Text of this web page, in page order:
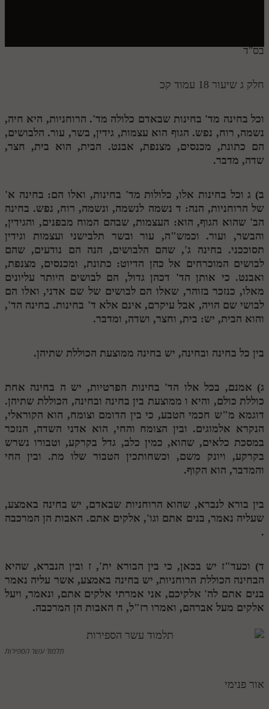
חלק יב
חלק יד
חלק טו
חלק ט"ז
בית שער הכוונות
הזמן סט תע"ס
הזמן סט תלמוד עשר הספירות
ספרים להורדה
מנוע חיפוש בספרים
תלמוד עשר הספירות בעיון
תע"ס חלק ב' עיון
תלמוד עשר הספירות חלק ד
תלמוד עשר הספירות חלק ה
תלמוד עשר הספירות חלק ו
תלמוד עשר הספירות חלק ז
תלמוד עשר הספירות חלק ט
תלמוד עשר הספירות חלק י
תלמוד עשר הספירות חלק יב
תלמוד עשר הספירות חלק יג
בית שער הכוונות
בס"ד
חלק ג שיעור 18 עמוד קכ
וכל בחינה מד' בחינות שבאדם כלולה מד'. הרוחניות, היא חיה,
נשמה, רוח, נפש. הגוף הוא עצמות, גידין, בשר, עור. הלבושים,
הם כתונת, מכנסים, מצנפת, אבנט. הבית, הוא בית, חצר,
שדה, מדבר.
ב) גוכל בחינות אלו, כלולות מד' בחינות, ואלו הם: בחינה א'
של הרוחניות, הנה: ד נשמה לנשמה, ונשמה, רוח, נפש. בחינה
הב' שהוא הגוף, הוא: העצמות, שבהם המוח מבפנים, והגידין,
והבשר, ועור. וכמש"ה, עור ובשר תלבישני ועצמות וגידין
תסוככני. בחינה ג', שהם הלבושים, הנה הם נודעים, שהם
לבושים המוכרחים אל כהן הדיוט: כתונת, ומכנסים, מצנפת,
ואבנט. כי אותן הד' דכהן גדול, הם לבושים היותר עליונים
מאלו, כנזכר בזוהר, שאלו הם לבושים של שם אדני, ואלו הם
לבושי שם הויה, אבל עיקרם, אינם אלא ד' בחינות. בחינה הד',
והוא הבית, יש: בית, וחצר, ושדה, ומדבר.
בין כל בחינה ובחינה, יש בחינה ממוצעת הכוללת שתיהן.
ג) אמנם, בכל אלו הד' בחינות הפרטיות, יש ה בחינה אחת
כוללת כולם, והיא ו ממוצעת בין בחינה ובחינה, הכוללת שתיהן.
דוגמא מ"ש חכמי הטבע, כי בין הדומם וצומח, הוא הקוראלי,
הנקרא אלמוגים. ובין הצומח והחי, הוא אדני השדה, הנזכר
במסכת כלאים, שהוא, כמין כלב, גדל בקרקע, וטבורו נשרש
בקרקע, ויונק משם, וכשחותכין הטבור שלו מת. ובין החי
והמדבר, הוא הקוף.
בין בורא לנברא, שהוא הרוחניות שבאדם, יש בחינה באמצע,
שעליה נאמר, בנים אתם וגו', אלקים אתם. האבות הן המרכבה
.
ד) וכעד"ז יש בכאן, כי בין הבורא ית',ז ובין הנברא, שהיא
הבחינה הכוללת הרוחניות, יש בחינה באמצע, אשר עליה נאמר
בנים אתם לה' אלקיכם, אני אמרתי אלקים אתם, ונאמר, ויעל
אלקים מעל אברהם, ואמרו רז"ל, ח האבות הן המרכבה.
תלמוד עשר הספירות
אור פנימי